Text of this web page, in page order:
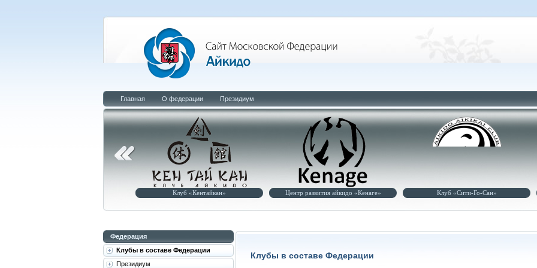
Главная О федерации Президиум
Клуб «Кентайкан» Центр развития айкидо «Кенаге» Клуб «Сити-Го-Сан»
Федерация
Клубы в составе Федерации
Президиум
Клубы в составе Федерации